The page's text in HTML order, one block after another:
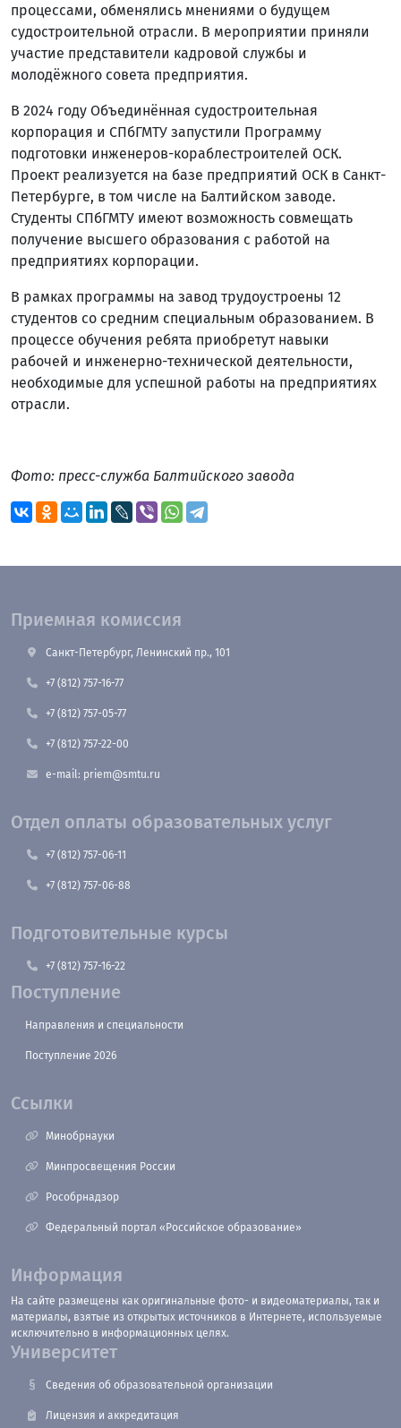
процессами, обменялись мнениями о будущем
судостроительной отрасли. В мероприятии приняли
участие представители кадровой службы и
молодёжного совета предприятия.
В 2024 году Объединённая судостроительная
корпорация и СПбГМТУ запустили Программу
подготовки инженеров-кораблестроителей ОСК.
Проект реализуется на базе предприятий ОСК в Санкт-
Петербурге, в том числе на Балтийском заводе.
Студенты СПбГМТУ имеют возможность совмещать
получение высшего образования с работой на
предприятиях корпорации.
В рамках программы на завод трудоустроены 12
студентов со средним специальным образованием. В
процессе обучения ребята приобретут навыки
рабочей и инженерно-технической деятельности,
необходимые для успешной работы на предприятиях
отрасли.
Фото: пресс-служба Балтийского завода
Приемная комиссия
Санкт-Петербург, Ленинский пр., 101
+7 (812) 757-16-77
+7 (812) 757-05-77
+7 (812) 757-22-00
e-mail: priem@smtu.ru
Отдел оплаты образовательных услуг
+7 (812) 757-06-11
+7 (812) 757-06-88
Подготовительные курсы
+7 (812) 757-16-22
Поступление
Направления и специальности
Поступление 2026
Ссылки
Минобрнауки
Минпросвещения России
Рособрнадзор
Федеральный портал «Российское образование»
Информация
На сайте размещены как оригинальные фото- и видеоматериалы, так и
материалы, взятые из открытых источников в Интернете, используемые
исключительно в информационных целях.
Университет
Сведения об образовательной организации
Лицензия и аккредитация